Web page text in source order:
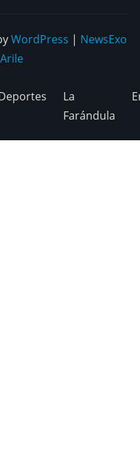
WordPress | NewsExo
La
Farándula